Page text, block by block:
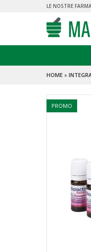
LE NOSTRE
HOME»
PROMO